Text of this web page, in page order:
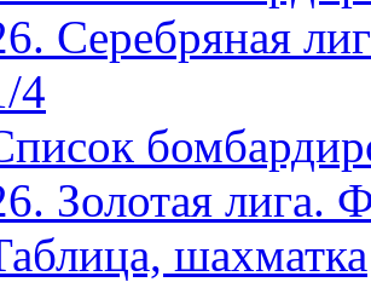
Серебряная
4
Золотая
шахматка